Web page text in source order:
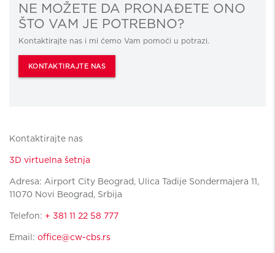
NE MOŽETE DA PRONAĐETE ONO
ŠTO VAM JE POTREBNO?
Kontaktirajte nas i mi ćemo Vam pomoći u potrazi.
KONTAKTIRAJTE NAS
Kontaktirajte nas
3D virtuelna šetnja
Adresa: Airport City Beograd, Ulica Tadije Sondermajera 11,
11070 Novi Beograd, Srbija
Telefon: + 381 11 22 58 777
Email: office@cw-cbs.rs